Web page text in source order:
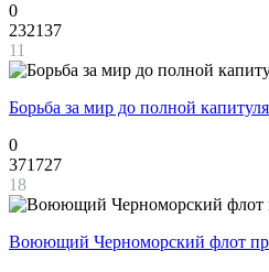
0
232137
11
Борьба за мир до полной
0
371727
18
Воюющий Черноморский флот